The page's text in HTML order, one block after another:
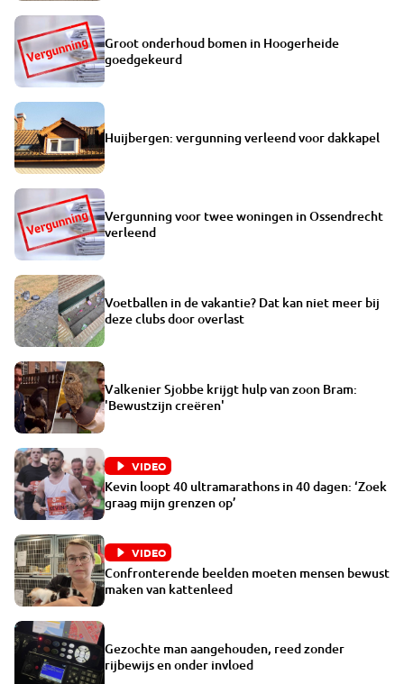
Groot onderhoud bomen in Hoogerheide
goedgekeurd
Huijbergen: vergunning verleend voor dakkapel
Vergunning voor twee woningen in Ossendrecht
verleend
Voetballen in de vakantie? Dat kan niet meer bij
deze clubs door overlast
Valkenier Sjobbe krijgt hulp van zoon Bram:
'Bewustzijn creëren'
VIDEO
Kevin loopt 40 ultramarathons in 40 dagen: ‘Zoek
graag mijn grenzen op’
VIDEO
Confronterende beelden moeten mensen bewust
maken van kattenleed
Gezochte man aangehouden, reed zonder
rijbewijs en onder invloed